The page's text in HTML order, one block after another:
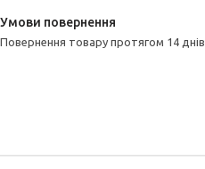
повернення товару протягом 14 днів